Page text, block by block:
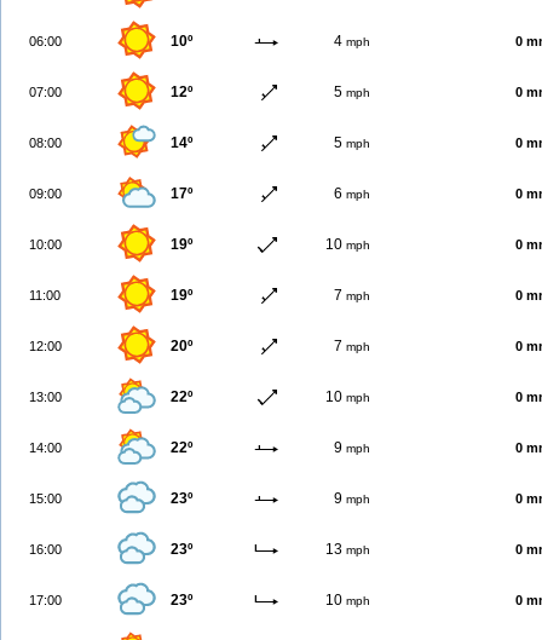
06:00 10º 4 mph 0
07:00 12º 5 mph 0
08:00 14º 5 mph 0
09:00 17º 6 mph 0
10:00 19º 10 mph 0
11:00 19º 7 mph 0
12:00 20º 7 mph 0
13:00 22º 10 mph 0
14:00 22º 9 mph 0
15:00 23º 9 mph 0
16:00 23º 13 mph 0
17:00 23º 10 mph 0